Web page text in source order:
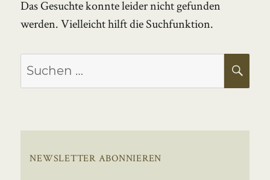
Das Gesuchte konnte leider nicht gefunden
werden. Vielleicht hilft die Suchfunktion.
Suchen
nach:
NEWSLETTER ABONNIEREN